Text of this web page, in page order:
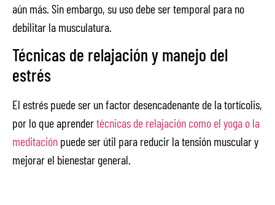
aún más. Sin embargo, su uso debe ser temporal para no
debilitar la musculatura.
Técnicas de relajación y manejo del
estrés
El estrés puede ser un factor desencadenante de la tortícolis,
por lo que aprendertécnicas de relajación como el yoga o la
meditación puede ser útil para reducir la tensión muscular y
mejorar el bienestar general.